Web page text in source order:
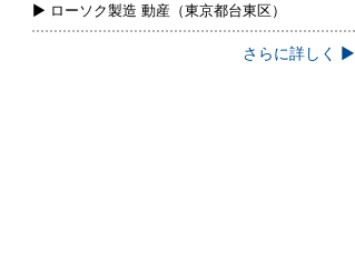
▶ ローソク製造 動産（東京都台東区）
さらに詳しく ▶